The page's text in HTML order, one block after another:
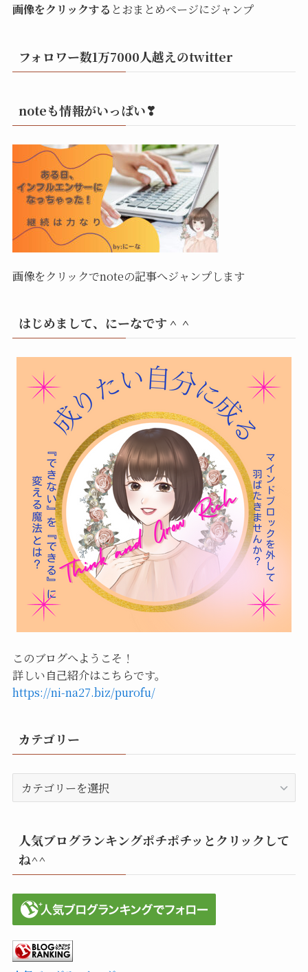
画像をクリックする とおまとめページにジャンプ
フォロワー数1万7000人越えのtwitter
noteも情報がいっぱい❣
画像をクリックでnoteの記事へジャンプします
はじめまして、にーなです＾＾
このブログへようこそ！
詳しい自己紹介はこちらです。
https://ni-na27.biz/purofu/
カテゴリー
テ
ー
人気ブログランキングポチポチッとクリックして
ね^^